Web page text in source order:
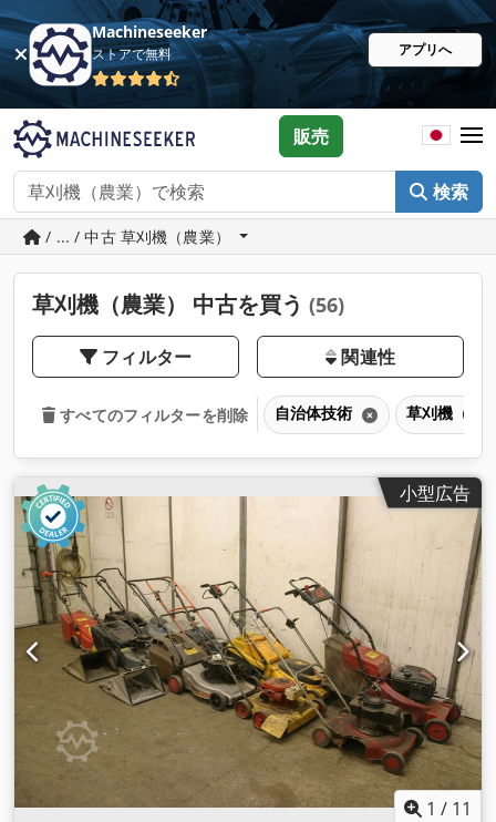
Machineseeker
ストアで無料 アプリへ
検索
販売
/ ... / 中古 草刈機（農業）
草刈機（農業） 中古を買う (56)
フィルター 関連性
すべてのフィルターを削除 自治体技術 草刈機（農
小型広告
1 / 11